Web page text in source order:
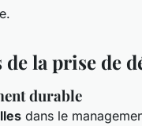
la prise de
durable
dans le